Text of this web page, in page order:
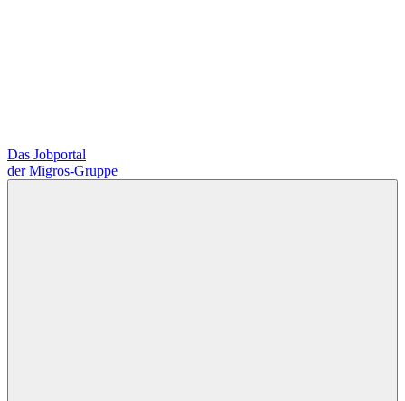
Das Jobportal
der Migros-Gruppe